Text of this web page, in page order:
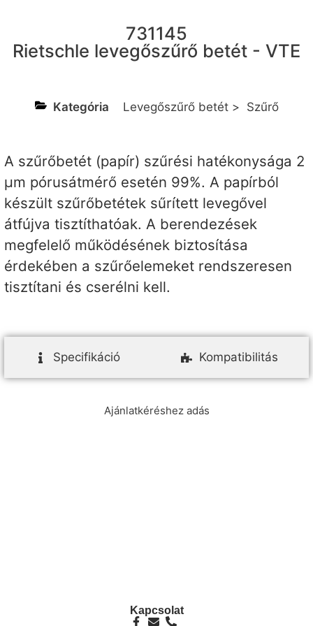
731145
Rietschle levegőszűrő betét - VTE
Kategória Levegőszűrő betét > Szűrő
A szűrőbetét (papír) szűrési hatékonysága 2
µm pórusátmérő esetén 99%. A papírból
készült szűrőbetétek sűrített levegővel
átfújva tisztíthatóak. A berendezések
megfelelő működésének biztosítása
érdekében a szűrőelemeket rendszeresen
tisztítani és cserélni kell.
Specifikáció Kompatibilitás
Ajánlatkéréshez adás
Kapcsolat